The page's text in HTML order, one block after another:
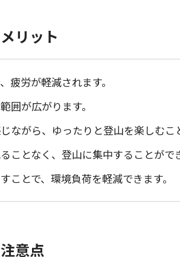
リット
疲労が軽減されます。
囲が広がります。
ながら、ゆったりと登山を楽しむこ
ことなく、登山に集中することがで
ことで、環境負荷を軽減できます。
意点